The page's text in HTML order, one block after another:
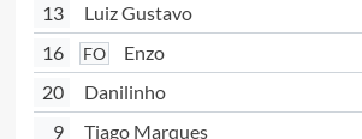
13
Luiz Gustavo
16
FO Enzo
20 Danilinho
9 Tiago Marques